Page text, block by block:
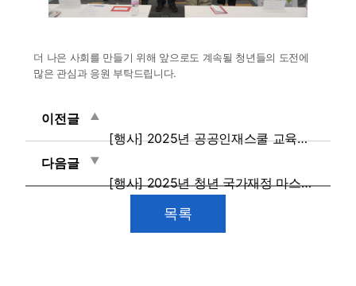
더 나은 사회를 만들기 위해 앞으로도 계속될 청년들의 도전에
많은 관심과 응원 부탁드립니다.
이전글
[행사] 2025년 공공인재스쿨 교육전문가 초청강연회
다음글
[행사] 2025년 청년 국가재정 마스터 프로젝트 2차 멘토링
목록